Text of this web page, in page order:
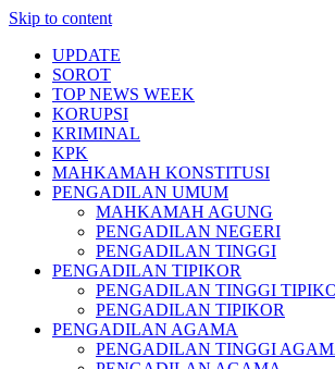
Skip to content
UPDATE
SOROT
TOP NEWS WEEK
KORUPSI
KRIMINAL
KPK
MAHKAMAH KONSTITUSI
PENGADILAN UMUM
MAHKAMAH AGUNG
PENGADILAN NEGERI
PENGADILAN TINGGI
PENGADILAN TIPIKOR
PENGADILAN TINGGI
PENGADILAN TIPIKOR
PENGADILAN AGAMA
PENGADILAN TINGGI